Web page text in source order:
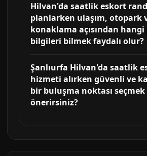
Hilvan'da saatlik eskort
planlarken ulaşım, otopark
konaklama açısından
bilgileri bilmek faydalı olur?
Şanlıurfa Hilvan'da saatlik
hizmeti alırken güvenli ve
bir buluşma noktası
önerirsiniz?